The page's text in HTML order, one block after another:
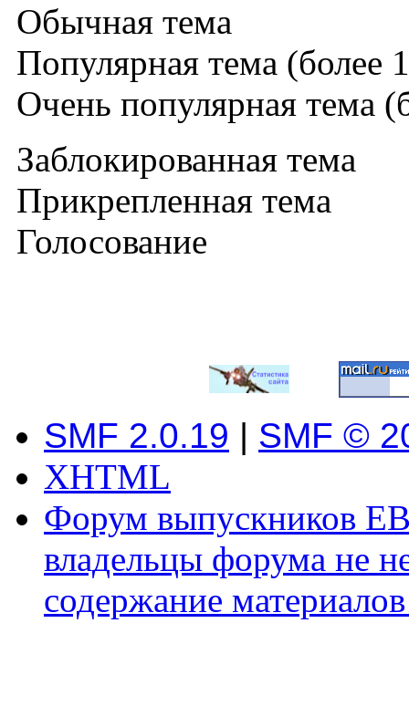
Обычная тема
Популярная тема (более
Очень популярная тема
Заблокированная тема
Прикрепленная тема
Голосование
SMF 2.0.19 | SMF ©
XHTML
Форум выпускников
владельцы форума не
содержание